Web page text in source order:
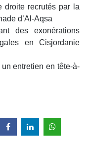
droite recrutés par la
d’Al-Aqsa
des exonérations
en Cisjordanie
entretien en tête-à-